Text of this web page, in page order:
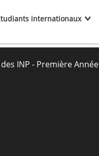
internationaux
INP - Première Année